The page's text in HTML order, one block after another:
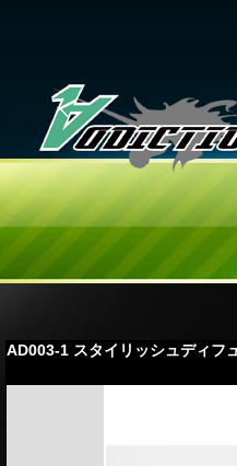
AD003-1 スタイリッシュディフ